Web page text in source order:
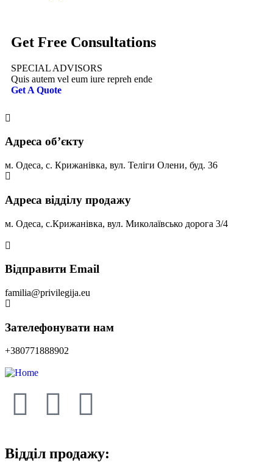
Get Free Consultations
SPECIAL ADVISORS
Quis autem vel eum iure repreh ende
Get A Quote
Адреса обʼєкту
м. Одеса, с. Крижанівка, вул. Теліги Олени, буд. 36
Адреса відділу продажу
м. Одеса, с.Крижанівка, вул. Миколаївсько дорога 3/4
Відправити Email
familia@privilegija.eu
Зателефонувати нам
+380771888902
Відділ продажу: